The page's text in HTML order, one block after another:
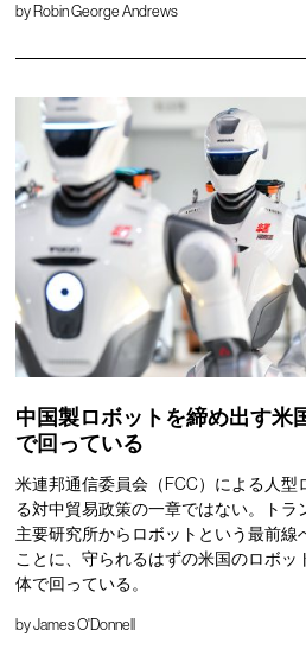
by Robin George Andrews
中国製ロボットを締め出す米
で回っている
米連邦通信委員会（FCC）による人型
る対中貿易政策の一章ではない。トラ
主要研究所からロボットという最前線
ことに、守られるはずの米国のロボ
体で回っている。
byJames O'Donnell